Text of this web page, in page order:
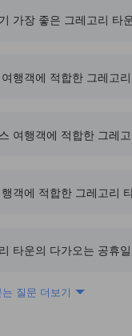
가장 좋은 그레고리 타
행객에 적합한 그레고
여행객에 적합한 그레
객에 적합한 그레고리
타운의 다가오는 공휴
질문 더보기